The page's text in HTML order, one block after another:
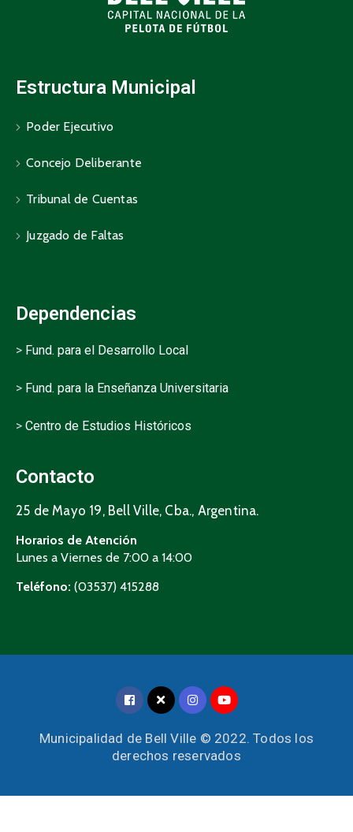
Estructura Municipal
Poder Ejecutivo
Concejo Deliberante
Tribunal de Cuentas
Juzgado de Faltas
Dependencias
> Fund. para el Desarrollo Local
> Fund. para la Enseñanza Universitaria
> Centro de Estudios Históricos
Contacto
25 de Mayo 19, Bell Ville, Cba., Argentina.
Horarios de Atención
Lunes a Viernes de 7:00 a 14:00
Teléfono: (03537) 415288
Municipalidad de Bell Ville © 2022. Todos los
derechos reservados